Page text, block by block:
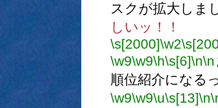
スクが拡大しま
しいッ！！
\s[2000]\w2
\w9\w9\h\s[6]\n\n
順位紹介になる
\w9\w9\u\s[13]\n